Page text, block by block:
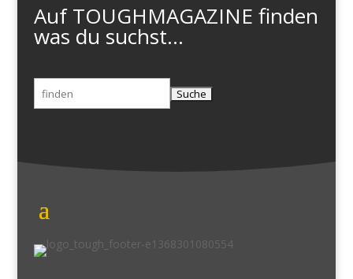
Auf TOUGHMAGAZINE finden
was du suchst...
Suchen
nach: